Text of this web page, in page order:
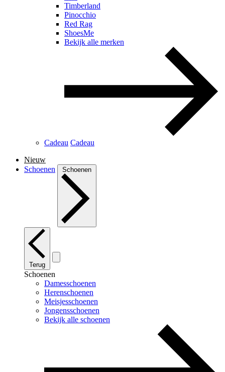
Timberland
Pinocchio
Red Rag
ShoesMe
Bekijk alle merken
Cadeau Cadeau
Nieuw
Schoenen
Schoenen
Terug
Schoenen
Damesschoenen
Herenschoenen
Meisjesschoenen
Jongensschoenen
Bekijk alle schoenen